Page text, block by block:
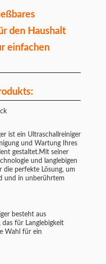
den Haushalt
einfachen
ist ein Ultraschallreiniger
und Wartung Ihres
gestaltet.Mit seiner
und langlebigen
die perfekte Lösung, um
und in unberührtem
besteht aus
für Langlebigkeit
Wahl für ein